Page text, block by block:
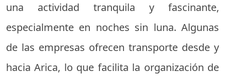
una actividad tranquila y fascinante,
especialmente en noches sin luna. Algunas
de las empresas ofrecen transporte desde y
hacia Arica, lo que facilita la organización de